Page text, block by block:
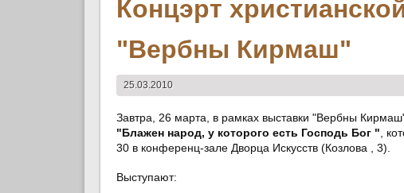
Концэрт
"Вербны Кирмаш"
25.03.2010
Завтра, 26 марта, в рамках выставки "Вербны
"Блажен народ, у которого есть Господь Бог " ,
30 в конференц-зале Дворца Искусств (Козлова , 3).
Выступают: